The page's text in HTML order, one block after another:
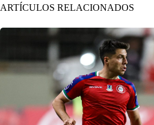
ARTÍCULOS RELACIONADOS